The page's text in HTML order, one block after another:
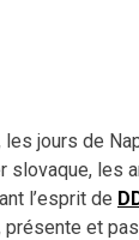
les jours de
slovaque, les
l’esprit de
présente et